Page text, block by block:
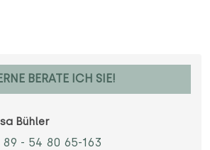
BERATE ICH SIE!
Bühler
89 - 54 80 65-163